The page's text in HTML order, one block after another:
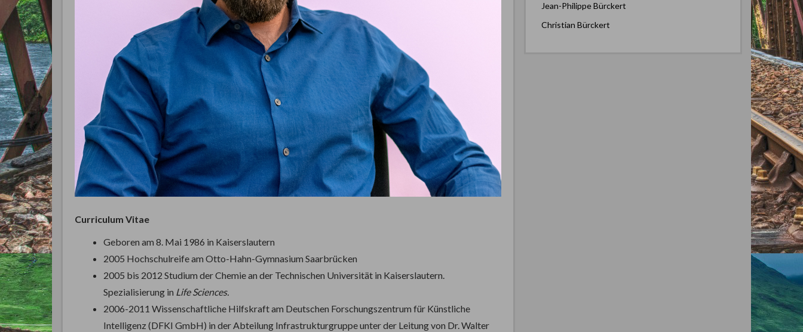
Curriculum Vitae
Geboren am 8. Mai 1986 in Kaiserslautern
2005 Hochschulreife am Otto-Hahn-Gymnasium Saarbrücken
2005 bis 2012 Studium der Chemie an der Technischen Universität in Kaiserslautern.
Spezialisierung in Life Sciences.
2006-2011 Wissenschaftliche Hilfskraft am Deutschen Forschungszentrum für Künstliche
Intelligenz (DFKI GmbH) in der Abteilung Infrastrukturgruppe unter der Leitung von Dr. Walter
Jean-Philippe Bürckert
Christian Bürckert